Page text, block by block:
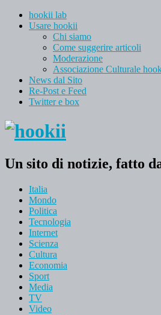
hookii lab
Usare hookii
Chi siamo
Come suggerire articoli
Moderazione
Associazione Culturale
News dal Sito
Re-Post e Feed
Twitter e box
Un sito di notizie, fatto
Italia
Mondo
Politica
Tecnologia
Internet
Scienza
Cultura
Economia
Sport
Media
TV
Video